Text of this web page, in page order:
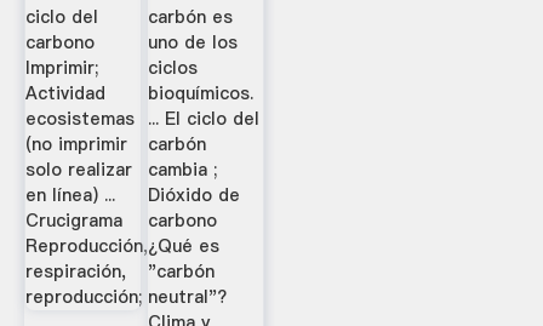
Respiratorio
ciclo del
carbono
Imprimir;
Actividad
ecosistemas
(no imprimir
solo realizar
en línea) ...
Crucigrama
Reproducción,
respiración,
reproducción;
Del
Ciclo De
Carbón .
carbón es
uno de los
ciclos
bioquímicos.
... El ciclo del
carbón
cambia ;
Dióxido de
carbono
¿Qué es
"carbón
neutral"?